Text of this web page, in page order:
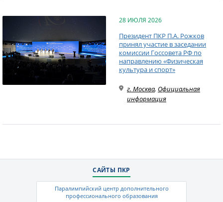
28 ИЮЛЯ 2026
Президент ПКР П.А. Рожков
принял участие в заседании
комиссии Госсовета РФ по
направлению «Физическая
культура и спорт»
г. Москва, Официальная
информация
САЙТЫ ПКР
Паралимпийский центр дополнительного
профессионального образования